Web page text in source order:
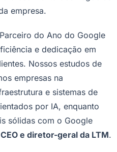
de dados de uma
reduziu custos e
permitindo análises em
para IA. Essa abordagem
para a modernização de
com mais um
Google Cloud por